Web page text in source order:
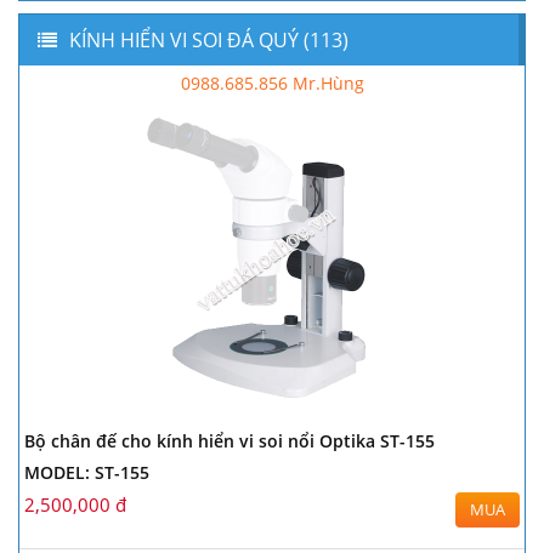
KÍNH HIỂN VI SOI ĐÁ QUÝ (113)
0988.685.856 Mr.Hùng
Bộ chân đế cho kính hiển vi soi nổi Optika ST-155
MODEL: ST-155
2,500,000 đ MUA